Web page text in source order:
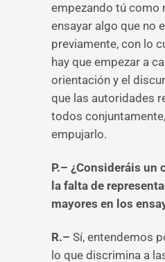
empezando tú como
ensayar algo que no
previamente, con lo
hay que empezar a
orientación y el
que las autoridades
todos
empujarlo.
P.– ¿Consideráis un
la falta de
mayores en los
R.– Sí, entendemos
lo que discrimina a